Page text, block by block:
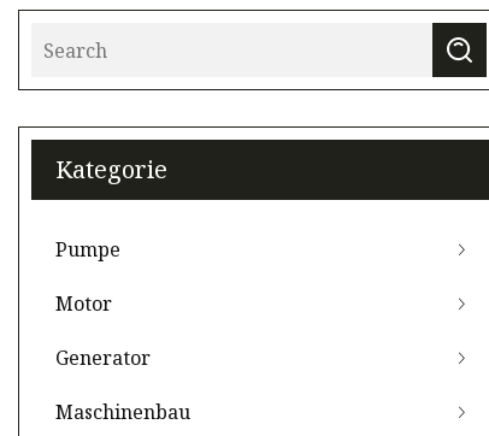
Kategorie
Pumpe
Motor
Generator
Maschinenbau